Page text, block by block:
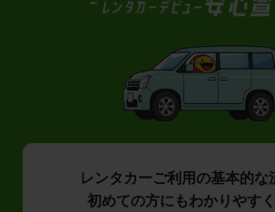
レンタカーご利用の基本的な
初めての方にもわかりやすく